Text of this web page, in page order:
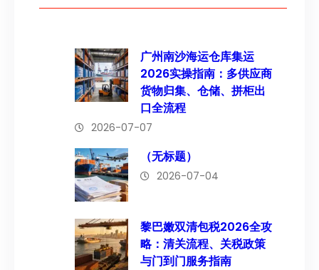
广州南沙海运仓库集运
2026实操指南：多供应商
货物归集、仓储、拼柜出
口全流程
2026-07-07
（无标题）
2026-07-04
黎巴嫩双清包税2026全攻
略：清关流程、关税政策
与门到门服务指南